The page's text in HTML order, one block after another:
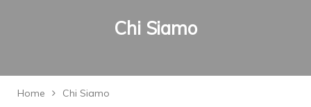
Chi Siamo
Home Chi Siamo